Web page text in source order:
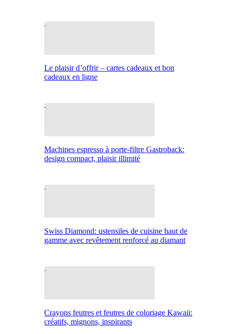
Le plaisir d’offrir – cartes cadeaux et bon
cadeaux en ligne
Machines espresso à porte-filtre Gastroback:
design compact, plaisir illimité
Swiss Diamond: ustensiles de cuisine haut de
gamme avec revêtement renforcé au diamant
Crayons feutres et feutres de coloriage Kawaii:
créatifs, mignons, inspirants